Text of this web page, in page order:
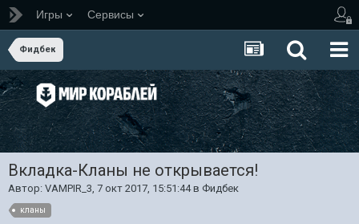
Игры Сервисы
Фидбек
Вкладка-Кланы не открывается!
Автор: VAMPIR_3, 7 окт 2017, 15:51:44в Фидбек
кланы